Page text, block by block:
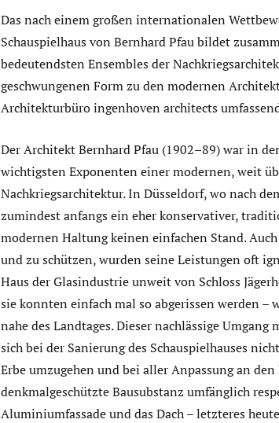
Das nach einem großen internationalen
Schauspielhaus von Bernhard Pfau bildet
bedeutendsten Ensembles der
geschwungenen Form zu den modernen
Architekturbüro ingenhoven architects
Der Architekt Bernhard Pfau (1902–89) war in
wichtigsten Exponenten einer modernen, weit
Nachkriegsarchitektur. In Düsseldorf, wo nach
zumindest anfangs ein eher konservativer,
modernen Haltung keinen einfachen Stand.
und zu schützen, wurden seine Leistungen oft
Haus der Glasindustrie unweit von Schloss
sie konnten einfach mal so abgerissen werden –
nahe des Landtages. Dieser nachlässige
sich bei der Sanierung des Schauspielhauses
Erbe umzugehen und bei aller Anpassung an
denkmalgeschützte Bausubstanz umfänglich
Aluminiumfassade und das Dach – letzteres